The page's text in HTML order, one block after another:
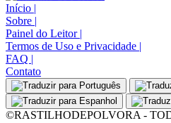
Início |
Sobre |
Painel do Leitor |
Termos de Uso e Privacidade |
FAQ |
Contato
©RASTILHODEPOLVORA -